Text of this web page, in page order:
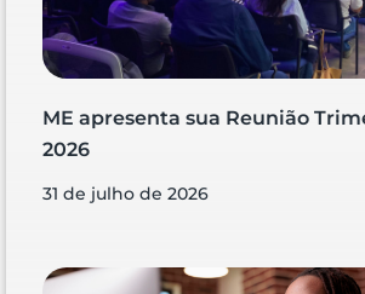
ME apresenta sua Reunião
2026
31 de julho de 2026